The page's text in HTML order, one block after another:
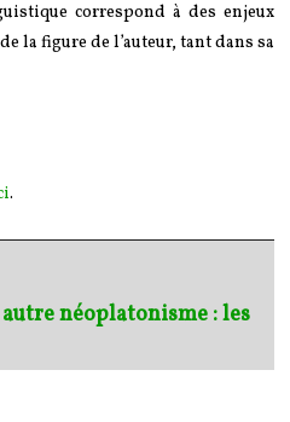
correspond à des enjeux
la figure de l’auteur, tant dans sa
.
néoplatonisme : les